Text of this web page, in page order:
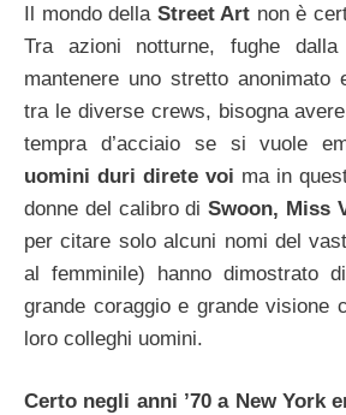
Il mondo della Street Art non è
Tra azioni notturne, fughe
mantenere uno stretto anonimato
tra le diverse crews, bisogna
tempra d’acciaio se si vuole
uomini duri direte voi ma in
donne del calibro diSwoon, Miss
per citare solo alcuni nomi del
al femminile) hanno dimostrato
grande coraggio e grande visione
loro colleghi uomini.
Certo negli anni ’70 a New York